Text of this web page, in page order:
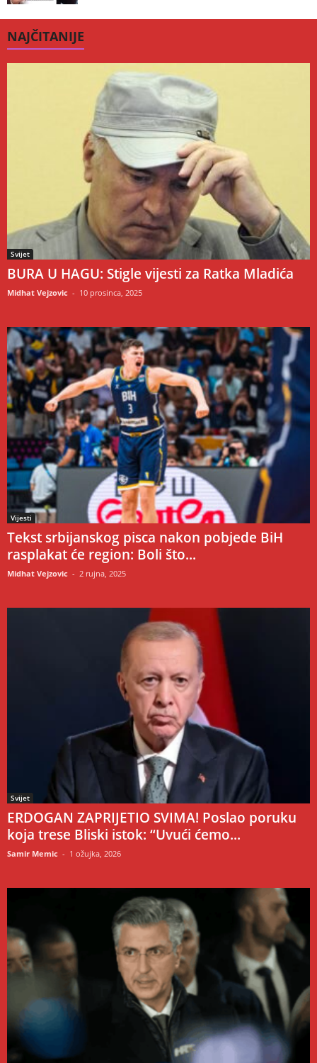
NAJČITANIJE
Svijet
BURA U HAGU: Stigle vijesti za Ratka Mladića
Midhat Vejzovic - 10 prosinca, 2025
Vijesti
Tekst srbijanskog pisca nakon pobjede BiH
rasplakat će region: Boli što...
Midhat Vejzovic - 2 rujna, 2025
Svijet
ERDOGAN ZAPRIJETIO SVIMA! Poslao poruku
koja trese Bliski istok: “Uvući ćemo...
Samir Memic - 1 ožujka, 2026